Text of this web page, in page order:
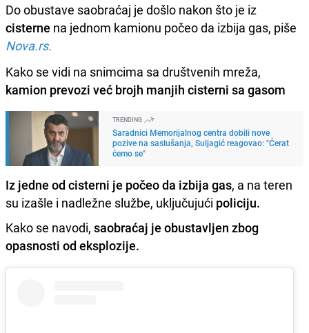
Do obustave saobraćaj je došlo nakon što je iz
cisterne na jednom kamionu počeo da izbija gas, piše
Nova.rs.
Kako se vidi na snimcima sa društvenih mreža,
kamion prevozi već brojh manjih cisterni sa gasom
TRENDING
Saradnici Memorijalnog centra dobili nove
pozive na saslušanja, Suljagić reagovao: "Ćerat
ćemo se"
Iz jedne od cisterni je počeo da izbija gas, a na teren
su izašle i nadležne službe, uključujući policiju.
Kako se navodi, saobraćaj je obustavljen zbog
opasnosti od eksplozije.